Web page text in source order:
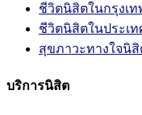
ชีวิตนิสิตในกรุงเท
ชีวิตนิสิตในประเท
สุขภาวะทางใจนิ
บริการนิสิต